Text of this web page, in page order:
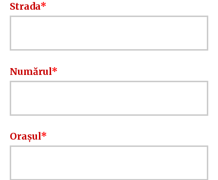
Strada
Numărul
Orașul